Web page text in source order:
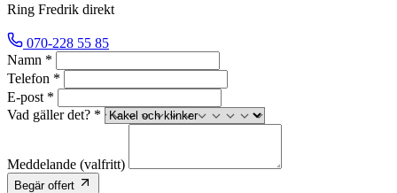
Ring Fredrik direkt
070-228 55 85
Namn *
Telefon *
E-post *
Vad gäller det? *
Meddelande (valfritt)
Begär offert